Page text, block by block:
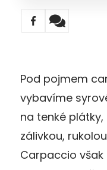
Pod pojmem
vybavíme
na tenké
zálivkou,
Carpaccio